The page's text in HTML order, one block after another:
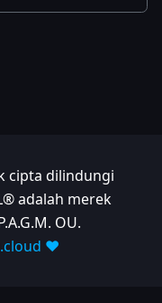
cipta dilindungi
adalah merek
OU.
❤️